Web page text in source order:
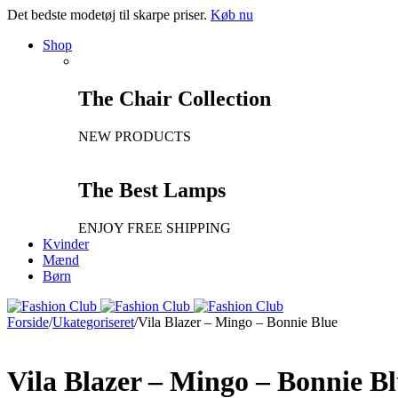
Det bedste modetøj til skarpe priser. Køb nu
Shop
The Chair Collection
NEW PRODUCTS
The Best Lamps
ENJOY FREE SHIPPING
Kvinder
Mænd
Børn
Forside/Ukategoriseret/Vila Blazer – Mingo – Bonnie Blue
Vila Blazer – Mingo – Bonnie